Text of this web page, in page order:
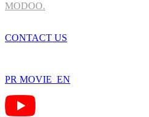
MODOO.
CONTACT US
PR MOVIE_EN